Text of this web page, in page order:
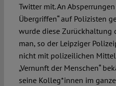
Twitter mit. An
Übergriffen“ auf Polizisten
wurde diese Zurückhaltung
man, so der Leipziger
nicht mit polizeilichen
„Vernunft der Menschen“
seine Kolleg*innen im